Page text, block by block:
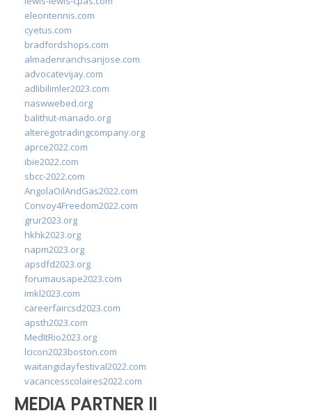
eleontennis.com
cyetus.com
bradfordshops.com
almadenranchsanjose.com
advocatevijay.com
adlibilimler2023.com
naswwebed.org
balithut-manado.org
alteregotradingcompany.org
aprce2022.com
ibie2022.com
sbcc-2022.com
AngolaOilAndGas2022.com
Convoy4Freedom2022.com
grur2023.org
hkhk2023.org
napm2023.org
apsdfd2023.org
forumausape2023.com
imkl2023.com
careerfaircsd2023.com
apsth2023.com
MedItRio2023.org
lcicon2023boston.com
waitangidayfestival2022.com
vacancesscolaires2022.com
MEDIA PARTNER II